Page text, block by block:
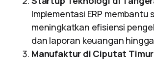
Implementasi ERP membantu
meningkatkan efisiensi
dan laporan keuangan
Manufaktur di Ciputat